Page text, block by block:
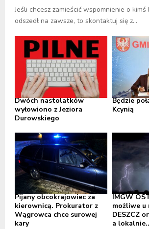
Jeśli chcesz zamieścić wspomnienie o kimś
odszedł na zawsze, to skontaktuj się z...
Dwóch nastolatków
wyłowiono z Jeziora
Durowskiego
Będzie
Kcynią
Pijany obcokrajowiec za
kierownicą. Prokurator z
Wągrowca chce surowej
kary
IMGW
możliwe u
DESZCZ
a